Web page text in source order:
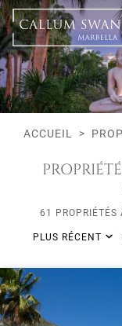
Tous les modes de
Marbella Golden
Toutes les zones
Tous les types
Prix à partir de
Prix jusqu'à
Lits minimums
ACCUEIL
61 PROPRIÉTÉS
PLUS RÉCENT